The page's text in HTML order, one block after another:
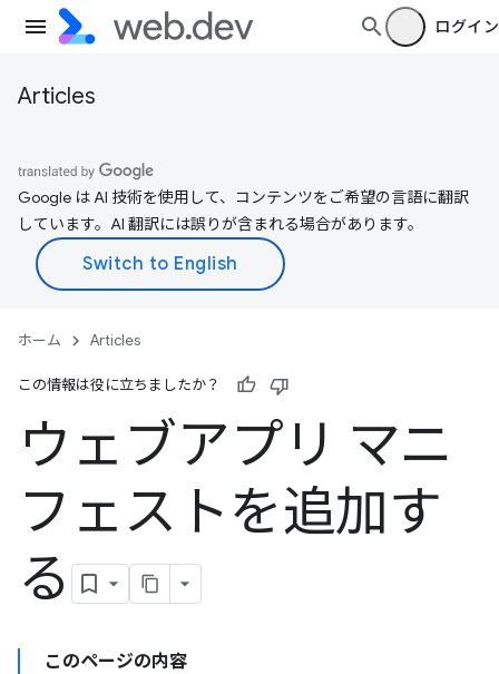
ログイン
Articles
Google は AI 技術を使用して、コンテンツをご希望の言語に翻訳
しています。AI 翻訳には誤りが含まれる場合があります。
ホーム Articles
この情報は役に立ちましたか？
ウェブアプリ マニ
フェストを追加す
る
このページの内容